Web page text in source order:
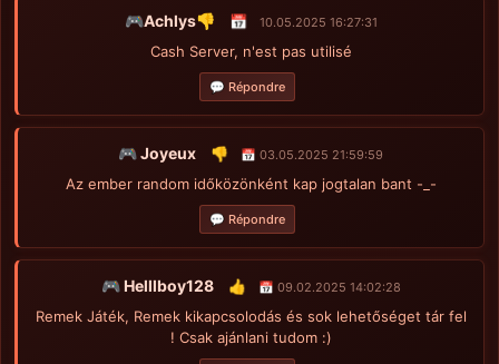
🎮Achlys👎 📅 10.05.2025 16:27:31
Cash Server, n'est pas utilisé
💬 Répondre
🎮 Joyeux 👎 📅 03.05.2025 21:59:59
Az ember random időközönként kap jogtalan bant -_-
💬 Répondre
🎮 Helllboy128 👍 📅 09.02.2025 14:02:28
Remek Játék, Remek kikapcsolodás és sok lehetőséget tár fel
! Csak ajánlani tudom :)